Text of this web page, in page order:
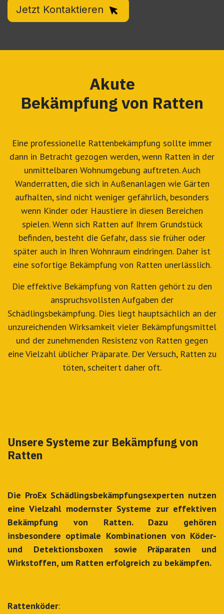
Jetzt Kontaktieren
Akute
Bekämpfung von Ratten
Eine professionelle Rattenbekämpfung sollte immer
dann in Betracht gezogen werden, wenn Ratten in der
unmittelbaren Wohnumgebung auftreten. Auch
Wanderratten, die sich in Außenanlagen wie Gärten
aufhalten, sind nicht weniger gefährlich, besonders
wenn Kinder oder Haustiere in diesen Bereichen
spielen. Wenn sich Ratten auf Ihrem Grundstück
befinden, besteht die Gefahr, dass sie früher oder
später auch in Ihren Wohnraum eindringen. Daher ist
eine sofortige Bekämpfung von Ratten unerlässlich.
Die effektive Bekämpfung von Ratten gehört zu den
anspruchsvollsten Aufgaben der
Schädlingsbekämpfung. Dies liegt hauptsächlich an der
unzureichenden Wirksamkeit vieler Bekämpfungsmittel
und der zunehmenden Resistenz von Ratten gegen
eine Vielzahl üblicher Präparate. Der Versuch, Ratten zu
töten, scheitert daher oft.
Unsere Systeme zur Bekämpfung von
Ratten
Die ProEx Schädlingsbekämpfungsexperten nutzen
eine Vielzahl modernster Systeme zur effektiven
Bekämpfung von Ratten. Dazu gehören
insbesondere optimale Kombinationen von Köder-
und Detektionsboxen sowie Präparaten und
Wirkstoffen, um Ratten erfolgreich zu bekämpfen.
Rattenköder: